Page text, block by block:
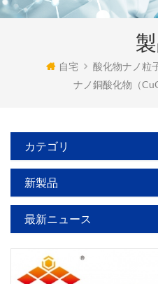
自宅 酸化物ナノ粒
ナノ銅酸化物（
カテゴリ
新製品
最新ニュース